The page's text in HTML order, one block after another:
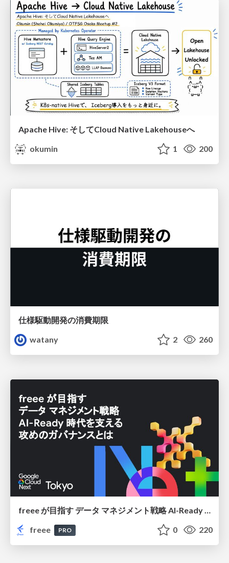
Apache Hive: そしてCloud Native Lakehouseへ
okumin
1 200
仕様駆動開発の消費期限
watany
2 260
freee が目指す データ マネジメント戦略 AI-Ready 時代を支える 攻めのガバナンスとは
freee
PRO 0 220